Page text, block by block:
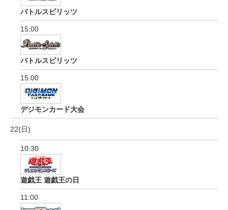
バトルスピリッツ
15:00
バトルスピリッツ
15:00
デジモンカード大会
22(日)
10:30
遊戯王 遊戯王の日
11:00